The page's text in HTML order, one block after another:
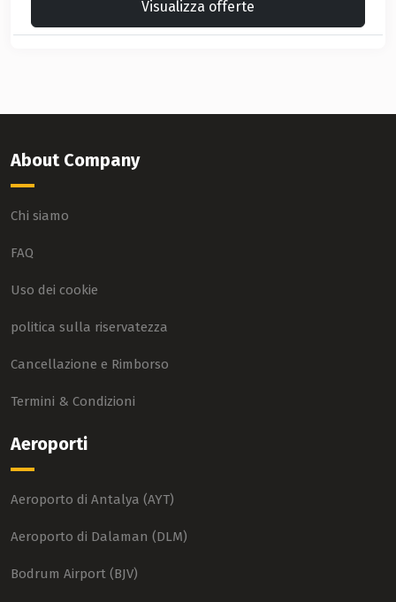
Visualizza offerte
About Company
Chi siamo
FAQ
Uso dei cookie
politica sulla riservatezza
Cancellazione e Rimborso
Termini & Condizioni
Aeroporti
Aeroporto di Antalya (AYT)
Aeroporto di Dalaman (DLM)
Bodrum Airport (BJV)